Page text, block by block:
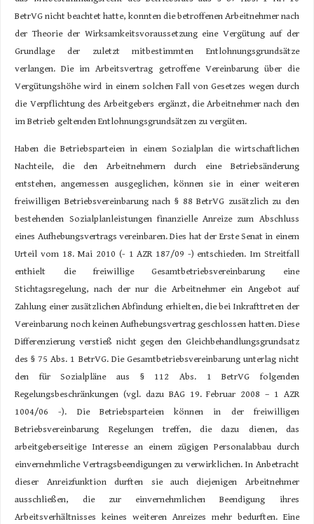
BetrVG nicht beachtet hatte, konnten die betroffenen Arbeitnehmer nach
der Theorie der Wirksamkeitsvoraussetzung eine Vergütung auf der
Grundlage der zuletzt mitbestimmten Entlohnungsgrundsätze
verlangen. Die im Arbeitsvertrag getroffene Vereinbarung über die
Vergütungshöhe wird in einem solchen Fall von Gesetzes wegen durch
die Verpflichtung des Arbeitgebers ergänzt, die Arbeitnehmer nach den
im Betrieb geltenden Entlohnungsgrundsätzen zu vergüten.
Haben die Betriebsparteien in einem Sozialplan die wirtschaftlichen
Nachteile, die den Arbeitnehmern durch eine Betriebsänderung
entstehen, angemessen ausgeglichen, können sie in einer weiteren
freiwilligen Betriebsvereinbarung nach § 88 BetrVG zusätzlich zu den
bestehenden Sozialplanleistungen finanzielle Anreize zum Abschluss
eines Aufhebungsvertrags vereinbaren. Dies hat der Erste Senat in einem
Urteil vom 18. Mai 2010 (- 1 AZR 187/09 -) entschieden. Im Streitfall
enthielt die freiwillige Gesamtbetriebsvereinbarung eine
Stichtagsregelung, nach der nur die Arbeitnehmer ein Angebot auf
Zahlung einer zusätzlichen Abfindung erhielten, die bei Inkrafttreten der
Vereinbarung noch keinen Aufhebungsvertrag geschlossen hatten. Diese
Differenzierung verstieß nicht gegen den Gleichbehandlungsgrundsatz
des § 75 Abs. 1 BetrVG. Die Gesamtbetriebsvereinbarung unterlag nicht
den für Sozialpläne aus § 112 Abs. 1 BetrVG folgenden
Regelungsbeschränkungen (vgl. dazu BAG 19. Februar 2008 – 1 AZR
1004/06 -). Die Betriebsparteien können in der freiwilligen
Betriebsvereinbarung Regelungen treffen, die dazu dienen, das
arbeitgeberseitige Interesse an einem zügigen Personalabbau durch
einvernehmliche Vertragsbeendigungen zu verwirklichen. In Anbetracht
dieser Anreizfunktion durften sie auch diejenigen Arbeitnehmer
ausschließen, die zur einvernehmlichen Beendigung ihres
Arbeitsverhältnisses keines weiteren Anreizes mehr bedurften. Eine